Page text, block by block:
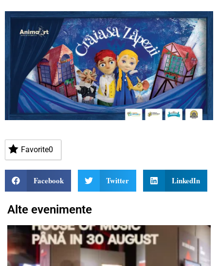
Favorite0
Facebook Twitter LinkedIn
Alte evenimente